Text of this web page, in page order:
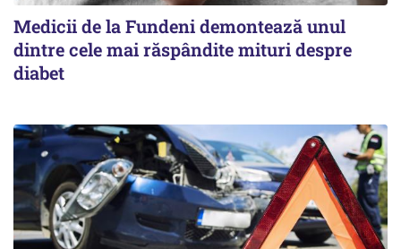
Medicii de la Fundeni demontează unul
dintre cele mai răspândite mituri despre
diabet